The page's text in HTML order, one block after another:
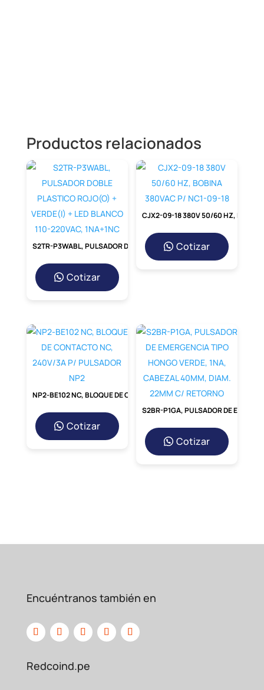
Productos relacionados
Cotizar
Cotizar
Cotizar
Cotizar
Encuéntranos también en
Redcoind.pe